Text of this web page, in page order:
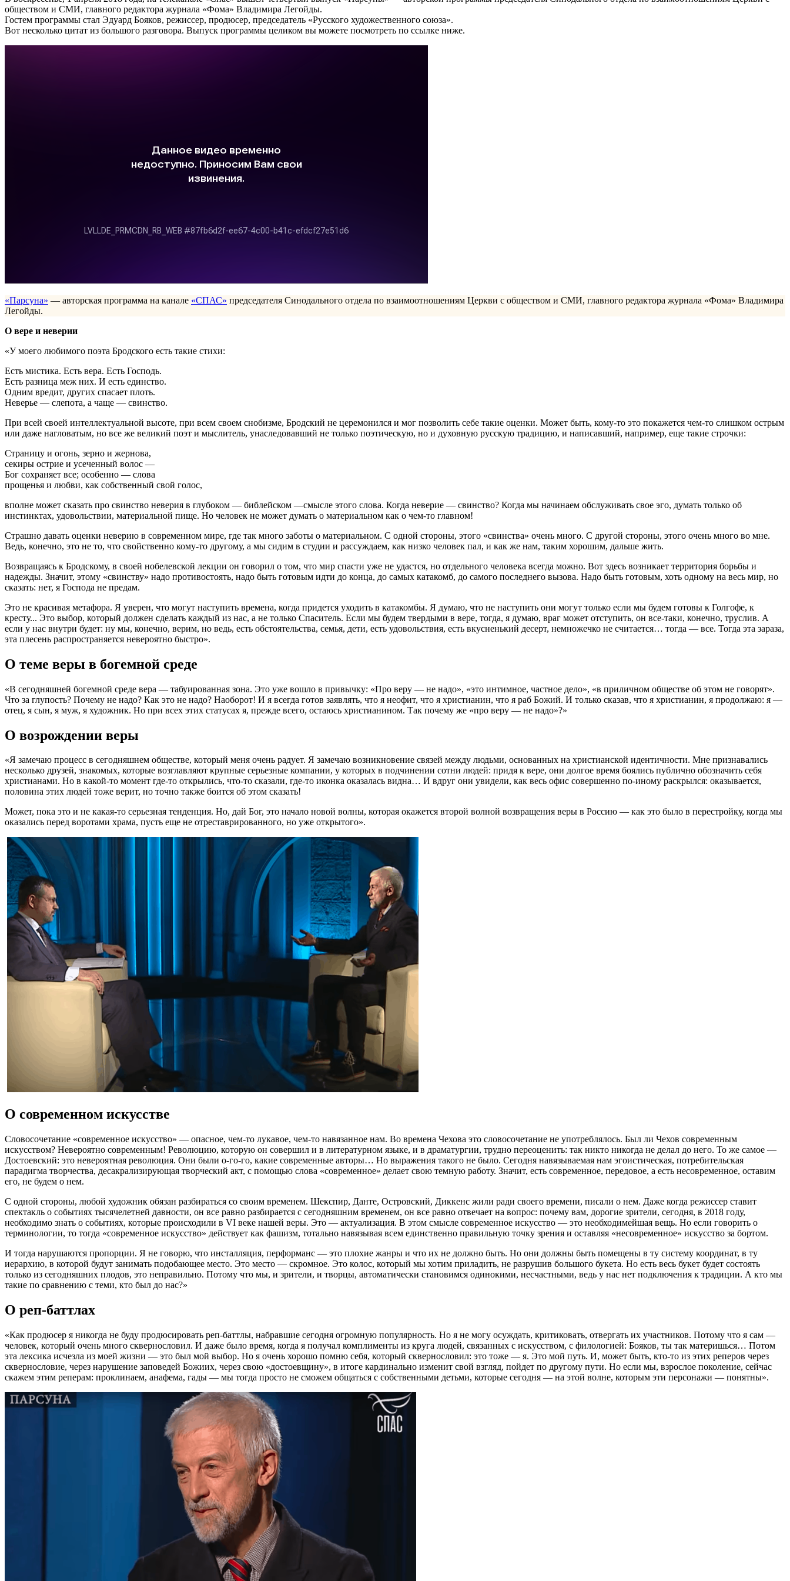
обществом и СМИ, главного редактора журнала «Фома» Владимира Легойды.
Гостем программы стал Эдуард Бояков, режиссер, продюсер, председатель «Русского художественного союза».
Вот несколько цитат из большого разговора. Выпуск программы целиком вы можете посмотреть по ссылке ниже.
«Парсуна» — авторская программа на канале «СПАС» председателя Синодального отдела по взаимоотношениям Церкви с обществом и СМИ, главного редактора журнала «Фома» Владимира
Легойды.
О вере и неверии
«У моего любимого поэта Бродского есть такие стихи:
Есть мистика. Есть вера. Есть Господь.
Есть разница меж них. И есть единство.
Одним вредит, других спасает плоть.
Неверье — слепота, а чаще — свинство.
При всей своей интеллектуальной высоте, при всем своем снобизме, Бродский не церемонился и мог позволить себе такие оценки. Может быть, кому-то это покажется чем-то слишком острым
или даже нагловатым, но все же великий поэт и мыслитель, унаследовавший не только поэтическую, но и духовную русскую традицию, и написавший, например, еще такие строчки:
Страницу и огонь, зерно и жернова,
секиры острие и усеченный волос —
Бог сохраняет все; особенно — слова
прощенья и любви, как собственный свой голос,
вполне может сказать про свинство неверия в глубоком — библейском —смысле этого слова. Когда неверие — свинство? Когда мы начинаем обслуживать свое эго, думать только об
инстинктах, удовольствии, материальной пище. Но человек не может думать о материальном как о чем-то главном!
Страшно давать оценки неверию в современном мире, где так много заботы о материальном. С одной стороны, этого «свинства» очень много. С другой стороны, этого очень много во мне.
Ведь, конечно, это не то, что свойственно кому-то другому, а мы сидим в студии и рассуждаем, как низко человек пал, и как же нам, таким хорошим, дальше жить.
Возвращаясь к Бродскому, в своей нобелевской лекции он говорил о том, что мир спасти уже не удастся, но отдельного человека всегда можно. Вот здесь возникает территория борьбы и
надежды. Значит, этому «свинству» надо противостоять, надо быть готовым идти до конца, до самых катакомб, до самого последнего вызова. Надо быть готовым, хоть одному на весь мир, но
сказать: нет, я Господа не предам.
Это не красивая метафора. Я уверен, что могут наступить времена, когда придется уходить в катакомбы. Я думаю, что не наступить они могут только если мы будем готовы к Голгофе, к
кресту... Это выбор, который должен сделать каждый из нас, а не только Спаситель. Если мы будем твердыми в вере, тогда, я думаю, враг может отступить, он все-таки, конечно, труслив. А
если у нас внутри будет: ну мы, конечно, верим, но ведь, есть обстоятельства, семья, дети, есть удовольствия, есть вкусненький десерт, немножечко не считается… тогда — все. Тогда эта зараза,
эта плесень распространяется невероятно быстро».
О теме веры в богемной среде
«В сегодняшней богемной среде вера — табуированная зона. Это уже вошло в привычку: «Про веру — не надо», «это интимное, частное дело», «в приличном обществе об этом не говорят».
Что за глупость? Почему не надо? Как это не надо? Наоборот! И я всегда готов заявлять, что я неофит, что я христианин, что я раб Божий. И только сказав, что я христианин, я продолжаю: я —
отец, я сын, я муж, я художник. Но при всех этих статусах я, прежде всего, остаюсь христианином. Так почему же «про веру — не надо»?»
О возрождении веры
«Я замечаю процесс в сегодняшнем обществе, который меня очень радует. Я замечаю возникновение связей между людьми, основанных на христианской идентичности. Мне признавались
несколько друзей, знакомых, которые возглавляют крупные серьезные компании, у которых в подчинении сотни людей: придя к вере, они долгое время боялись публично обозначить себя
христианами. Но в какой-то момент где-то открылись, что-то сказали, где-то иконка оказалась видна… И вдруг они увидели, как весь офис совершенно по-иному раскрылся: оказывается,
половина этих людей тоже верит, но точно также боится об этом сказать!
Может, пока это и не какая-то серьезная тенденция. Но, дай Бог, это начало новой волны, которая окажется второй волной возвращения веры в Россию — как это было в перестройку, когда мы
оказались перед воротами храма, пусть еще не отреставрированного, но уже открытого».
О современном искусстве
Словосочетание «современное искусство» — опасное, чем-то лукавое, чем-то навязанное нам. Во времена Чехова это словосочетание не употреблялось. Был ли Чехов современным
искусством? Невероятно современным! Революцию, которую он совершил и в литературном языке, и в драматургии, трудно переоценить: так никто никогда не делал до него. То же самое —
Достоевский: это невероятная революция. Они были о-го-го, какие современные авторы… Но выражения такого не было. Сегодня навязываемая нам эгоистическая, потребительская
парадигма творчества, десакрализирующая творческий акт, с помощью слова «современное» делает свою темную работу. Значит, есть современное, передовое, а есть несовременное, оставим
его, не будем о нем.
С одной стороны, любой художник обязан разбираться со своим временем. Шекспир, Данте, Островский, Диккенс жили ради своего времени, писали о нем. Даже когда режиссер ставит
спектакль о событиях тысячелетней давности, он все равно разбирается с сегодняшним временем, он все равно отвечает на вопрос: почему вам, дорогие зрители, сегодня, в 2018 году,
необходимо знать о событиях, которые происходили в VI веке нашей веры. Это — актуализация. В этом смысле современное искусство — это необходимейшая вещь. Но если говорить о
терминологии, то тогда «современное искусство» действует как фашизм, тотально навязывая всем единственно правильную точку зрения и оставляя «несовременное» искусство за бортом.
И тогда нарушаются пропорции. Я не говорю, что инсталляция, перформанс — это плохие жанры и что их не должно быть. Но они должны быть помещены в ту систему координат, в ту
иерархию, в которой будут занимать подобающее место. Это место — скромное. Это колос, который мы хотим приладить, не разрушив большого букета. Но есть весь букет будет состоять
только из сегодняшних плодов, это неправильно. Потому что мы, и зрители, и творцы, автоматически становимся одинокими, несчастными, ведь у нас нет подключения к традиции. А кто мы
такие по сравнению с теми, кто был до нас?»
О реп-баттлах
«Как продюсер я никогда не буду продюсировать реп-баттлы, набравшие сегодня огромную популярность. Но я не могу осуждать, критиковать, отвергать их участников. Потому что я сам —
человек, который очень много сквернословил. И даже было время, когда я получал комплименты из круга людей, связанных с искусством, с филологией: Бояков, ты так материшься… Потом
эта лексика исчезла из моей жизни — это был мой выбор. Но я очень хорошо помню себя, который сквернословил: это тоже — я. Это мой путь. И, может быть, кто-то из этих реперов через
сквернословие, через нарушение заповедей Божиих, через свою «достоевщину», в итоге кардинально изменит свой взгляд, пойдет по другому пути. Но если мы, взрослое поколение, сейчас
скажем этим реперам: проклинаем, анафема, гады — мы тогда просто не сможем общаться с собственными детьми, которые сегодня — на этой волне, которым эти персонажи — понятны».